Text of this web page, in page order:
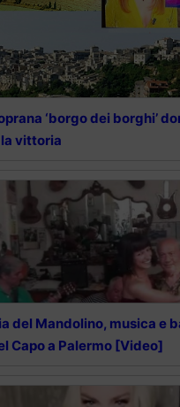
‘borgo dei borghi’
vittoria
del Mandolino, musica e
Capo a Palermo [Video]